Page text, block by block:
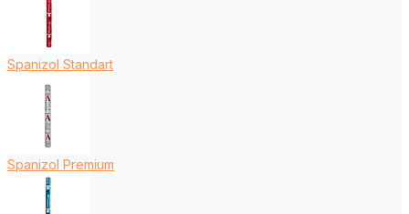
Spanizol Standart
Spanizol Premium